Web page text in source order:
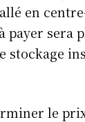
en
payer sera
stockage
le